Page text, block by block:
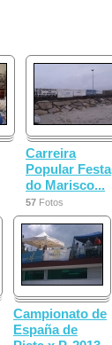
Carreira
Popular Festa
do Marisco...
57 Fotos
Campionato de
España de